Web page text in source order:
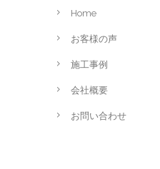
Home
お客様の声
施工事例
会社概要
お問い合わせ